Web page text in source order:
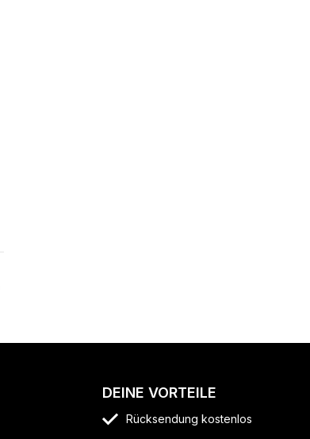
DEINE VORTEILE
Rücksendung kostenlos